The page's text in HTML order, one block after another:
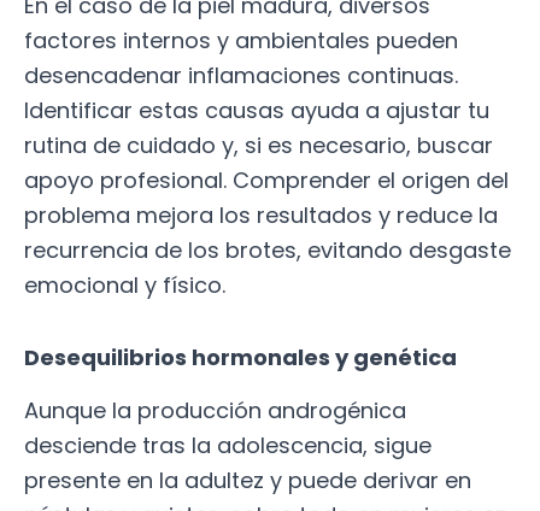
factores internos y ambientales pueden
desencadenar inflamaciones continuas.
Identificar estas causas ayuda a ajustar tu
rutina de cuidado y, si es necesario, buscar
apoyo profesional. Comprender el origen del
problema mejora los resultados y reduce la
recurrencia de los brotes, evitando desgaste
emocional y físico.
Desequilibrios hormonales y genética
Aunque la producción androgénica
desciende tras la adolescencia, sigue
presente en la adultez y puede derivar en